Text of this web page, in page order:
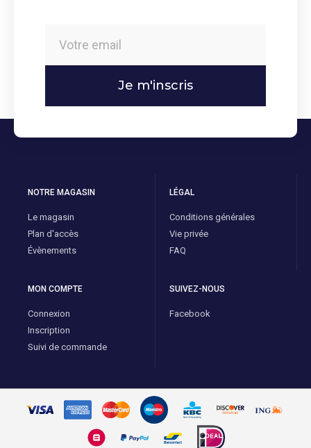
Je m'inscris
NOTRE MAGASIN
Le magasin
Plan d'accès
Évènements
LÉGAL
Conditions générales
Vie privée
FAQ
MON COMPTE
Connexion
Inscription
Suivi de commande
SUIVEZ-NOUS
Facebook